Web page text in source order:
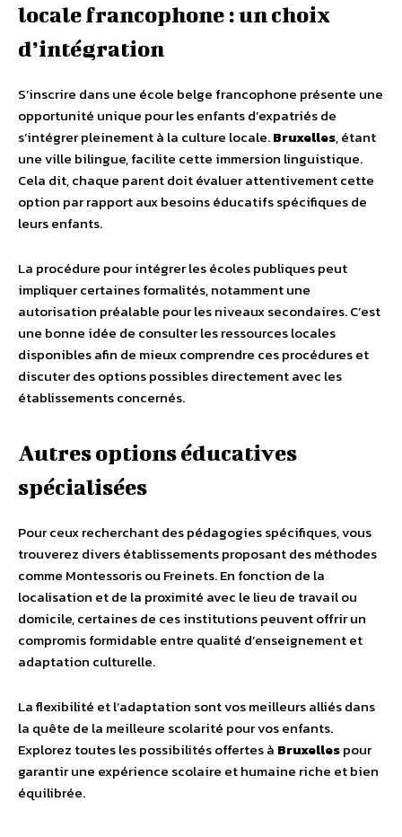
locale francophone : un choix
d’intégration
S’inscrire dans une école belge francophone présente une
opportunité unique pour les enfants d’expatriés de
s’intégrer pleinement à la culture locale.Bruxelles, étant
une ville bilingue, facilite cette immersion linguistique.
Cela dit, chaque parent doit évaluer attentivement cette
option par rapport aux besoins éducatifs spécifiques de
leurs enfants.
La procédure pour intégrer les écoles publiques peut
impliquer certaines formalités, notamment une
autorisation préalable pour les niveaux secondaires. C’est
une bonne idée de consulter les ressources locales
disponibles afin de mieux comprendre ces procédures et
discuter des options possibles directement avec les
établissements concernés.
Autres options éducatives
spécialisées
Pour ceux recherchant des pédagogies spécifiques, vous
trouverez divers établissements proposant des méthodes
comme Montessoris ou Freinets. En fonction de la
localisation et de la proximité avec le lieu de travail ou
domicile, certaines de ces institutions peuvent offrir un
compromis formidable entre qualité d’enseignement et
adaptation culturelle.
La flexibilité et l’adaptation sont vos meilleurs alliés dans
la quête de la meilleure scolarité pour vos enfants.
Explorez toutes les possibilités offertes à Bruxellespour
garantir une expérience scolaire et humaine riche et bien
équilibrée.